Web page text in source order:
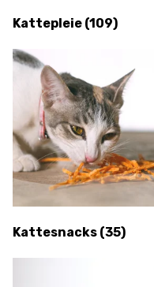
Kattepleie (109)
Kattesnacks (35)